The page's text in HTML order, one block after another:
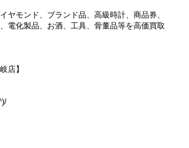
ヤモンド、ブランド品、高級時計、商品券、
電化製品、お酒、工具、骨董品等を高価買取
店】